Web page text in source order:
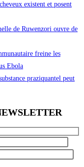
existent et posent
de Ruwenzori ouvre de
freine les
Ebola
praziquantel peut